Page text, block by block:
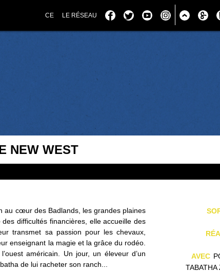
CE LE RÉSEAU
NEW WEST
au cœur des Badlands, les grandes plaines
difficultés financières, elle accueille des
transmet sa passion pour les chevaux,
enseignant la magie et la grâce du rodéo.
américain. Un jour, un éleveur d’un
de lui racheter son ranch...
AVEC